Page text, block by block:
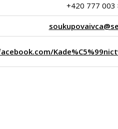
+420 777 003